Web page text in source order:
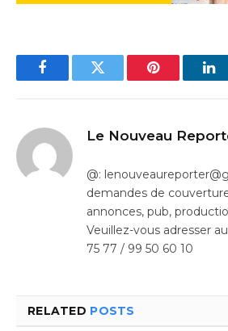
FacebookTwitter Pinterest
Le Nouveau
@:
demandes de
annonces, pub,
Veuillez-vous adresser
75 77 / 99 50 60 10
RELATED POSTS